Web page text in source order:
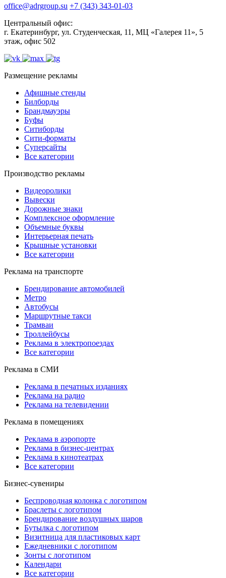
office@adrgroup.su +7 (343) 343-01-03
Центральный офис:
г. Екатеринбург, ул. Студенческая, 11, МЦ «Галерея 11», 5
этаж, офис 502
Размещение рекламы
Афишные стенды
Билборды
Брандмауэры
Буфы
Ситиборды
Сити-форматы
Суперсайты
Все категории
Производство рекламы
Видеоролики
Вывески
Дорожные знаки
Комплексное оформление
Объемные буквы
Интерьерная печать
Крышные установки
Все категории
Реклама на транспорте
Брендирование автомобилей
Метро
Автобусы
Маршрутные такси
Трамваи
Троллейбусы
Реклама в электропоездах
Все категории
Реклама в СМИ
Реклама в печатных изданиях
Реклама на радио
Реклама на телевидении
Реклама в помещениях
Реклама в аэропорте
Реклама в бизнес-центрах
Реклама в кинотеатрах
Все категории
Бизнес-сувениры
Беспроводная колонка с логотипом
Браслеты с логотипом
Брендирование воздушных шаров
Бутылка с логотипом
Визитница для пластиковых карт
Ежедневники с логотипом
Зонты с логотипом
Календари
Все категории